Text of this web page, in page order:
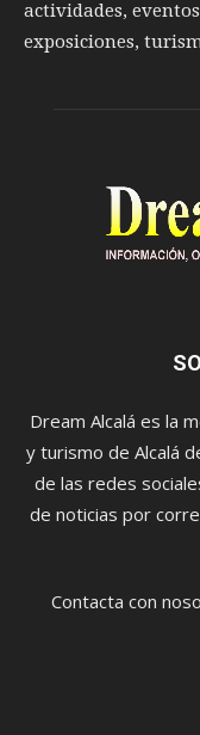
actividades,
exposiciones,
Dream Alcalá es la
y turismo de Alcalá
de las redes
de noticias por
Contacta con